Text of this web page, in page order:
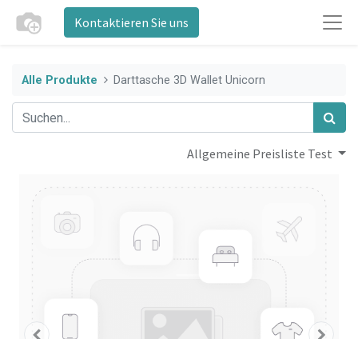
Kontaktieren Sie uns
Alle Produkte Darttasche 3D Wallet Unicorn
Allgemeine Preisliste Test